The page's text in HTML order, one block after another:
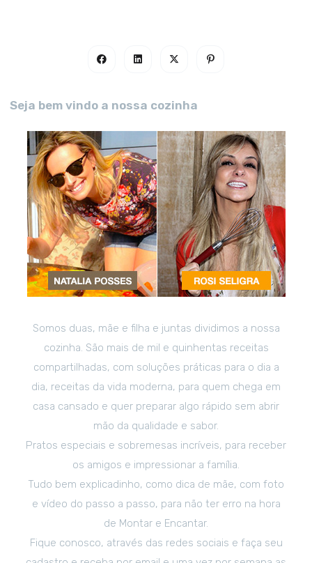
Seja bem vindo a nossa cozinha
Somos duas, mãe e filha e juntas dividimos a nossa
cozinha. São mais de mil e quinhentas receitas
compartilhadas, com soluções práticas para o dia a
dia, receitas da vida moderna, para quem chega em
casa cansado e quer preparar algo rápido sem abrir
mão da qualidade e sabor.
Pratos especiais e sobremesas incríveis, para receber
os amigos e impressionar a família.
Tudo bem explicadinho, como dica de mãe, com foto
e vídeo do passo a passo, para não ter erro na hora
de Montar e Encantar.
Fique conosco, através das redes sociais e faça seu